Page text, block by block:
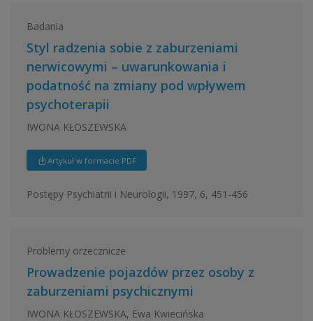
Badania
Styl radzenia sobie z zaburzeniami
nerwicowymi – uwarunkowania i
podatność na zmiany pod wpływem
psychoterapii
IWONA KŁOSZEWSKA
Artykuł w formacie PDF
Postępy Psychiatrii i Neurologii, 1997, 6, 451-456
Problemy orzecznicze
Prowadzenie pojazdów przez osoby z
zaburzeniami psychicznymi
IWONA KŁOSZEWSKA, Ewa Kwiecińska